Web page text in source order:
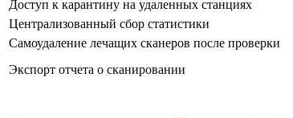
Доступ к карантину на удаленных станциях
Централизованный сбор статистики
Самоудаление лечащих сканеров после проверки
Экспорт отчета о сканировании